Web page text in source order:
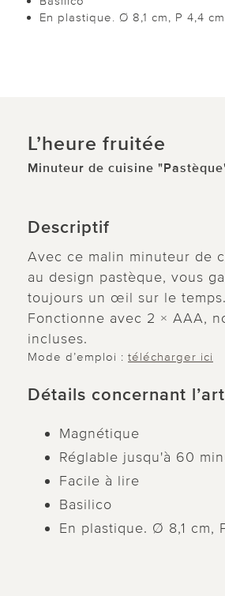
En plastique. Ø 8,1 cm, P 4,4
L’heure fruitée
Minuteur de cuisine
Descriptif
Avec ce malin minuteur de
au design pastèque, vous
toujours un œil sur le temps.
Fonctionne avec 2 × AAA,
incluses.
Mode d’emploi : télécharger ici
Détails concernant
Magnétique
Réglable jusqu'à 60
Facile à lire
Basilico
En plastique. Ø 8,1 cm,